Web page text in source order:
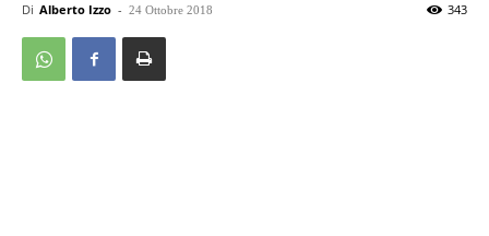
Di Alberto Izzo - 24 Ottobre 2018 343